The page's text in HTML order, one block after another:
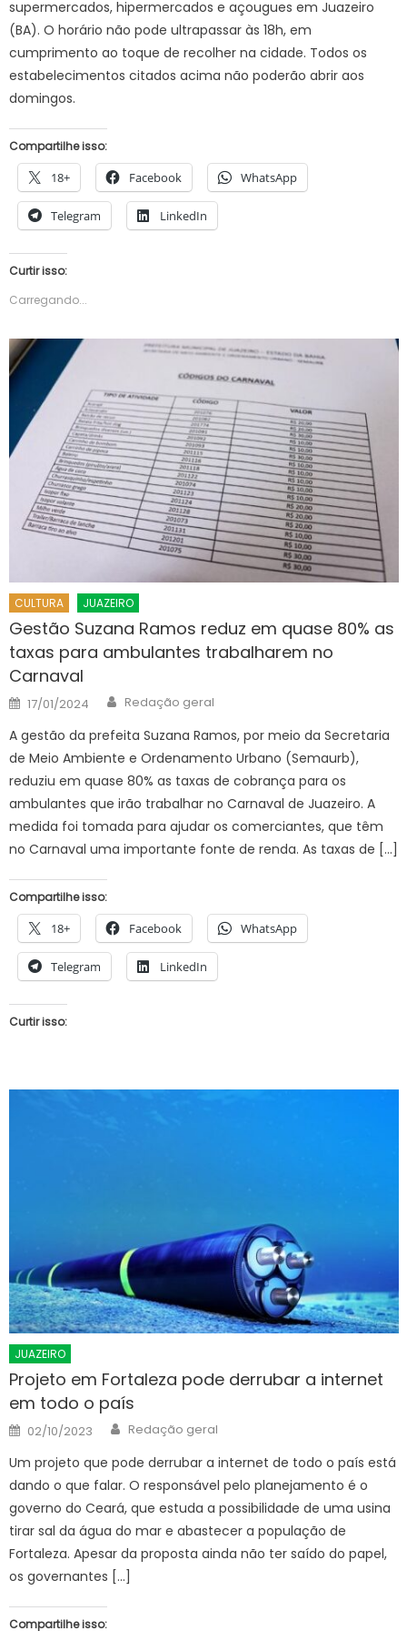
supermercados, hipermercados e açougues em Juazeiro
(BA). O horário não pode ultrapassar às 18h, em
cumprimento ao toque de recolher na cidade. Todos os
estabelecimentos citados acima não poderão abrir aos
domingos.
Compartilhe isso:
18+ Facebook WhatsApp
Telegram LinkedIn
Curtir isso:
Carregando...
CULTURA JUAZEIRO
Gestão Suzana Ramos reduz em quase 80% as
taxas para ambulantes trabalharem no
Carnaval
Posted
on
17/01/2024 Author
Redação geral
A gestão da prefeita Suzana Ramos, por meio da Secretaria
de Meio Ambiente e Ordenamento Urbano (Semaurb),
reduziu em quase 80% as taxas de cobrança para os
ambulantes que irão trabalhar no Carnaval de Juazeiro. A
medida foi tomada para ajudar os comerciantes, que têm
no Carnaval uma importante fonte de renda. As taxas de […]
Compartilhe isso:
18+ Facebook WhatsApp
Telegram LinkedIn
Curtir isso:
JUAZEIRO
Projeto em Fortaleza pode derrubar a internet
em todo o país
Posted
on
02/10/2023 Author
Redação geral
Um projeto que pode derrubar a internet de todo o país está
dando o que falar. O responsável pelo planejamento é o
governo do Ceará, que estuda a possibilidade de uma usina
tirar sal da água do mar e abastecer a população de
Fortaleza. Apesar da proposta ainda não ter saído do papel,
os governantes […]
Compartilhe isso: